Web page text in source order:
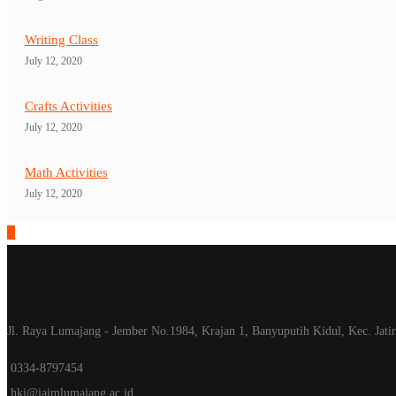
Writing Class
July 12, 2020
Crafts Activities
July 12, 2020
Math Activities
July 12, 2020
Jl. Raya Lumajang - Jember No.1984, Krajan 1, Banyuputih Kidul, Kec.
0334-8797454
hki@iaimlumajang.ac.id